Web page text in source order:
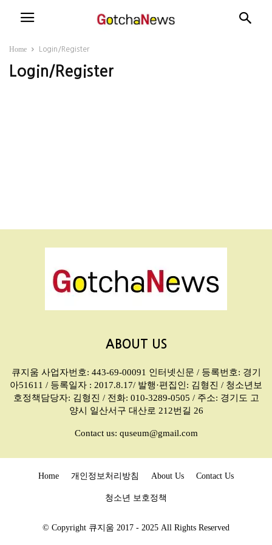
Home Login/Register
Login/Register
ABOUT US
큐지움 사업자번호: 443-69-00091 인터넷신문 / 등록번호: 경기
아51611 / 등록일자 : 2017.8.17/ 발행·편집인: 김형진 / 청소년보
호정책담당자: 김형진 / 전화: 010-3289-0505 / 주소: 경기도 고
양시 일산서구 대산로 212번길 26
Contact us: quseum@gmail.com
Home 개인정보처리방침 About Us Contact Us
청소년 보호정책
© Copyright 큐지움 2017 - 2025 All Rights Reserved